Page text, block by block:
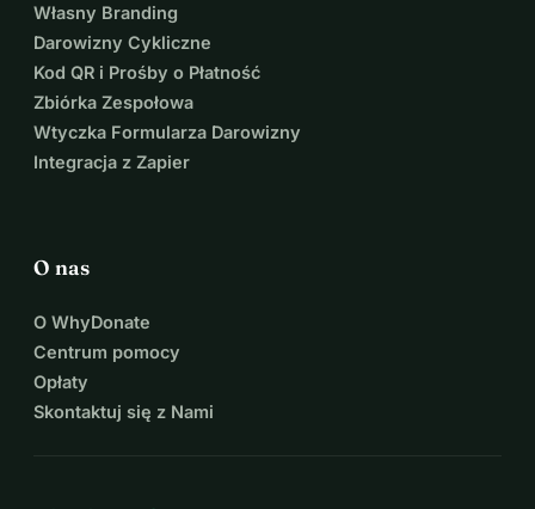
Własny Branding
Darowizny Cykliczne
Kod QR i Prośby o Płatność
Zbiórka Zespołowa
Wtyczka Formularza Darowizny
Integracja z Zapier
O nas
O WhyDonate
Centrum pomocy
Opłaty
Skontaktuj się z Nami